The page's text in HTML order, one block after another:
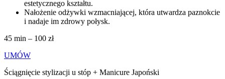
estetycznego kształtu.
Nałożenie odżywki wzmacniającej, która utwardza paznokcie
i nadaje im zdrowy połysk.
45 min – 100 zł
UMÓW
Ściągnięcie stylizacji u stóp + Manicure Japoński